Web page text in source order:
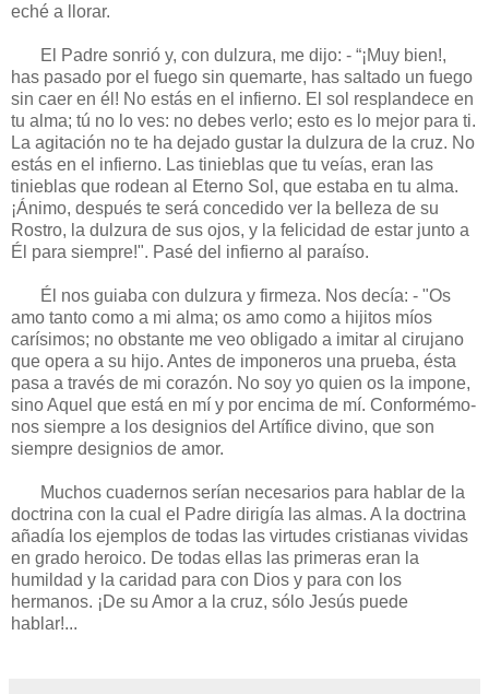
eché a llorar.
El Padre sonrió y, con dulzura, me dijo: - “¡Muy bien!,
has pasado por el fuego sin quemarte, has saltado un fuego
sin caer en él! No estás en el infierno. El sol resplandece en
tu alma; tú no lo ves: no debes verlo; esto es lo mejor para ti.
La agitación no te ha dejado gustar la dulzura de la cruz. No
estás en el infierno. Las tinieblas que tu veías, eran las
tinieblas que rodean al Eterno Sol, que estaba en tu alma.
¡Ánimo, después te será concedi­do ver la belleza de su
Rostro, la dulzura de sus ojos, y la felicidad de estar junto a
Él para siempre!". Pasé del infierno al paraíso.
Él nos guiaba con dulzura y firmeza. Nos decía: - "Os
amo tanto como a mi alma; os amo como a hijitos míos
carísimos; no obs­tante me veo obligado a imitar al cirujano
que opera a su hijo. Antes de imponeros una prueba, ésta
pasa a través de mi corazón. No soy yo quien os la impone,
sino Aquel que está en mí y por encima de mí. Conformémo­
nos siempre a los designios del Artífice divi­no, que son
siempre designios de amor.
Muchos cuadernos serían necesarios para hablar de la
doctrina con la cual el Padre dirigía las almas. A la doctrina
añadía los ejemplos de todas las virtudes cristianas vividas
en grado heroico. De todas ellas las primeras eran la
humildad y la caridad para con Dios y para con los
hermanos. ¡De su Amor a la cruz, sólo Jesús puede
hablar!...